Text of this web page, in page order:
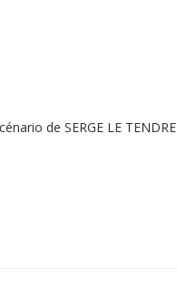
de SERGE LE TENDRE